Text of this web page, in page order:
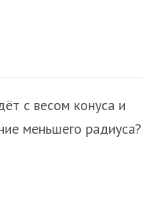
с весом конуса и
меньшего радиуса?